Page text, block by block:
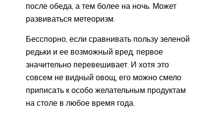
после обеда, а тем более на ночь. Может
развиваться метеоризм.
Бесспорно, если сравнивать пользу зеленой
редьки и ее возможный вред, первое
значительно перевешивает. И хотя это
совсем не видный овощ, его можно смело
приписать к особо желательным продуктам
на столе в любое время года.